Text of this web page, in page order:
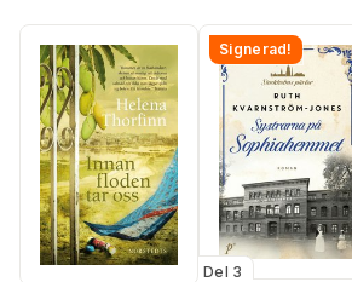
Signerad!
Del 3